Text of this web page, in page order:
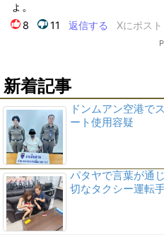
新着記事
ドンムアン空港で
ート使用容疑
パタヤで言葉が通
切なタクシー運転